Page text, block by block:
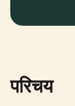
परिचय